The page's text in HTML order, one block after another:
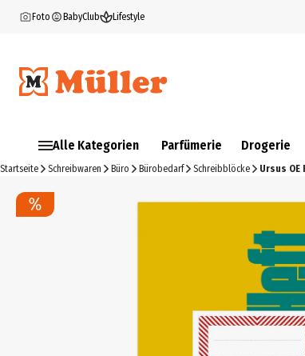
Foto BabyClub Lifestyle
Alle Kategorien Parfümerie Drogerie
Startseite Schreibwaren Büro Bürobedarf Schreibblöcke Ursus